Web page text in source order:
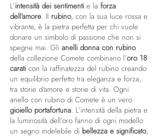
L’intensità dei sentimenti e la forza
dell’amore. Il rubino, con la sua luce rossa e
vibrante, è la pietra perfetta per chi vuole
donare un simbolo di passione che non si
spegne mai. Gli anelli donna con rubino
della collezione Comete combinano l’oro 18
carati con la raffinatezza del rubino creando
un equilibrio perfetto tra eleganza e forza,
tra storie d'amore e storie di vita. Ogni
anello con rubino di Comete è un vero
gioiello portafortuna. L’intensità della pietra e
la luminosità dell’oro fanno di ogni modello
un segno indelebile di bellezza e significato,